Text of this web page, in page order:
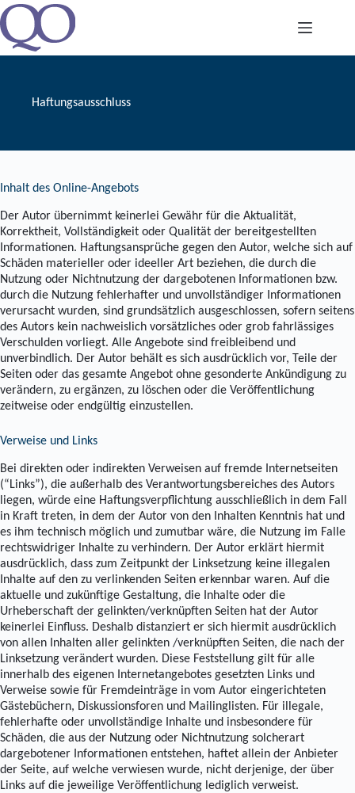
Skip
to
content
Haftungsausschluss
Inhalt des Online-Angebots
Der Autor übernimmt keinerlei Gewähr für die Aktualität,
Korrektheit, Vollständigkeit oder Qualität der bereitgestellten
Informationen. Haftungsansprüche gegen den Autor, welche sich auf
Schäden materieller oder ideeller Art beziehen, die durch die
Nutzung oder Nichtnutzung der dargebotenen Informationen bzw.
durch die Nutzung fehlerhafter und unvollständiger Informationen
verursacht wurden, sind grundsätzlich ausgeschlossen, sofern seitens
des Autors kein nachweislich vorsätzliches oder grob fahrlässiges
Verschulden vorliegt. Alle Angebote sind freibleibend und
unverbindlich. Der Autor behält es sich ausdrücklich vor, Teile der
Seiten oder das gesamte Angebot ohne gesonderte Ankündigung zu
verändern, zu ergänzen, zu löschen oder die Veröffentlichung
zeitweise oder endgültig einzustellen.
Verweise und Links
Bei direkten oder indirekten Verweisen auf fremde Internetseiten
(“Links”), die außerhalb des Verantwortungsbereiches des Autors
liegen, würde eine Haftungsverpflichtung ausschließlich in dem Fall
in Kraft treten, in dem der Autor von den Inhalten Kenntnis hat und
es ihm technisch möglich und zumutbar wäre, die Nutzung im Falle
rechtswidriger Inhalte zu verhindern. Der Autor erklärt hiermit
ausdrücklich, dass zum Zeitpunkt der Linksetzung keine illegalen
Inhalte auf den zu verlinkenden Seiten erkennbar waren. Auf die
aktuelle und zukünftige Gestaltung, die Inhalte oder die
Urheberschaft der gelinkten/verknüpften Seiten hat der Autor
keinerlei Einfluss. Deshalb distanziert er sich hiermit ausdrücklich
von allen Inhalten aller gelinkten /verknüpften Seiten, die nach der
Linksetzung verändert wurden. Diese Feststellung gilt für alle
innerhalb des eigenen Internetangebotes gesetzten Links und
Verweise sowie für Fremdeinträge in vom Autor eingerichteten
Gästebüchern, Diskussionsforen und Mailinglisten. Für illegale,
fehlerhafte oder unvollständige Inhalte und insbesondere für
Schäden, die aus der Nutzung oder Nichtnutzung solcherart
dargebotener Informationen entstehen, haftet allein der Anbieter
der Seite, auf welche verwiesen wurde, nicht derjenige, der über
Links auf die jeweilige Veröffentlichung lediglich verweist.